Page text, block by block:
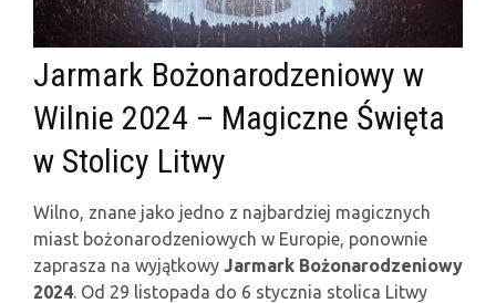
Jarmark Bożonarodzeniowy w
Wilnie 2024 – Magiczne Święta
w Stolicy Litwy
Wilno, znane jako jedno z najbardziej magicznych
miast bożonarodzeniowych w Europie, ponownie
zaprasza na wyjątkowy Jarmark Bożonarodzeniowy
2024. Od 29 listopada do 6 stycznia stolica Litwy